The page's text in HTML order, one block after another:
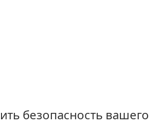
безопасность вашего